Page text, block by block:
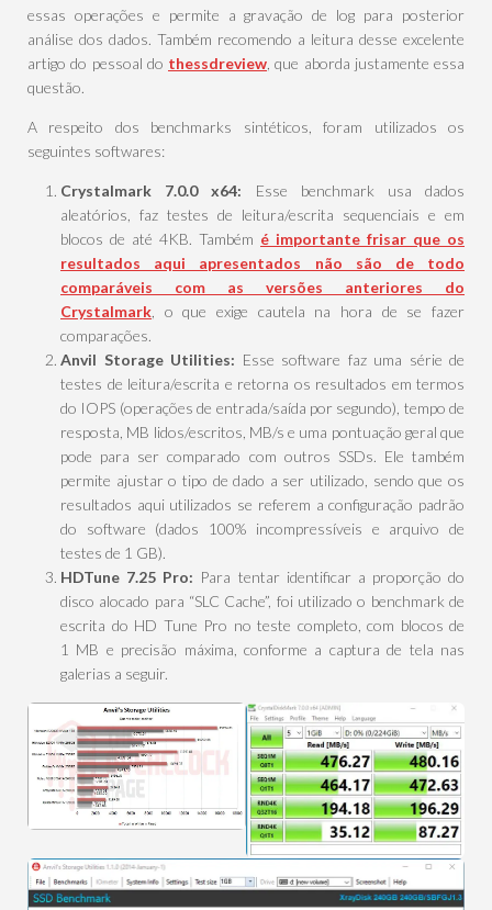
essas operações e permite a gravação de log para posterior
análise dos dados. Também recomendo a leitura desse excelente
artigo do pessoal do thessdreview , que aborda justamente essa
questão.
A respeito dos benchmarks sintéticos, foram utilizados os
seguintes softwares:
Crystalmark 7.0.0 x64: Esse benchmark usa dados
aleatórios, faz testes de leitura/escrita sequenciais e em
blocos de até 4KB. Também é importante frisar que os
resultados aqui apresentados não são de todo
comparáveis com as versões anteriores do
Crystalmark , o que exige cautela na hora de se fazer
comparações.
Anvil Storage Utilities: Esse software faz uma série de
testes de leitura/escrita e retorna os resultados em termos
do IOPS (operações de entrada/saída por segundo), tempo de
resposta, MB lidos/escritos, MB/s e uma pontuação geral que
pode para ser comparado com outros SSDs. Ele também
permite ajustar o tipo de dado a ser utilizado, sendo que os
resultados aqui utilizados se referem a configuração padrão
do software (dados 100% incompressíveis e arquivo de
testes de 1 GB).
HDTune 7.25 Pro: Para tentar identificar a proporção do
disco alocado para “SLC Cache”, foi utilizado o benchmark de
escrita do HD Tune Pro no teste completo, com blocos de
1 MB e precisão máxima, conforme a captura de tela nas
galerias a seguir.